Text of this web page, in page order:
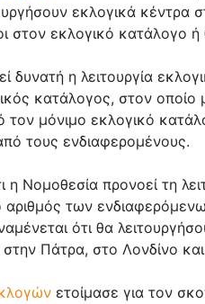
εκλογικά κέντρα
στον εκλογικό κατάλογο ή
δυνατή η λειτουργία
κατάλογος, στον
μόνιμο εκλογικό
τους ενδιαφερομένους.
η Νομοθεσία προνοεί τη
αριθμός των
ότι θα
Πάτρα, στο Λονδίνο
ετοίμασε για τον